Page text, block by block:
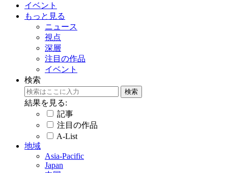
イベント
もっと見る
ニュース
視点
深層
注目の作品
イベント
検索
結果を見る:
記事
注目の作品
A-List
地域
Asia-Pacific
Japan